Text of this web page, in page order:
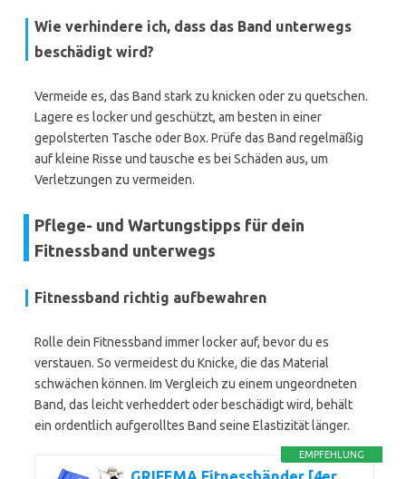
Wie verhindere ich, dass das Band unterwegs
beschädigt wird?
Vermeide es, das Band stark zu knicken oder zu quetschen.
Lagere es locker und geschützt, am besten in einer
gepolsterten Tasche oder Box. Prüfe das Band regelmäßig
auf kleine Risse und tausche es bei Schäden aus, um
Verletzungen zu vermeiden.
Pflege- und Wartungstipps für dein
Fitnessband unterwegs
Fitnessband richtig aufbewahren
Rolle dein Fitnessband immer locker auf, bevor du es
verstauen. So vermeidest du Knicke, die das Material
schwächen können. Im Vergleich zu einem ungeordneten
Band, das leicht verheddert oder beschädigt wird, behält
ein ordentlich aufgerolltes Band seine Elastizität länger.
EMPFEHLUNG